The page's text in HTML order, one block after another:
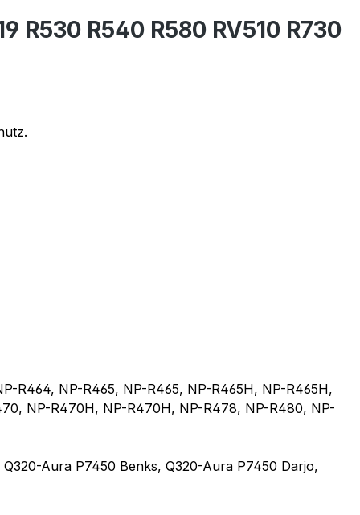
R540 R580 RV510 R730
R464, NP-R465, NP-R465, NP-R465H, NP-R465H,
NP-R470H, NP-R470H, NP-R478, NP-R480, NP-
Q320-Aura P7450 Benks, Q320-Aura P7450 Darjo,